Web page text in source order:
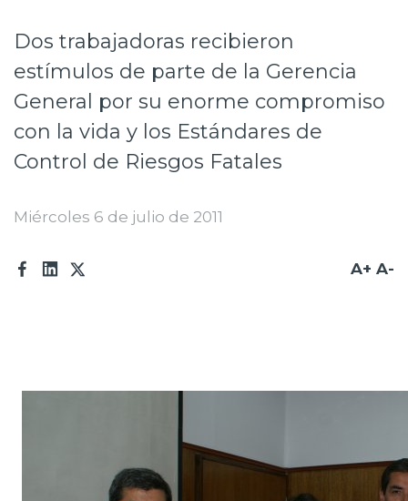
Prensa
Trabaja en Codelco
Transparencia activa
Canales de denuncia
Proveedores
Dos trabajadoras recibieron
estímulos de parte de la Gerencia
General por su enorme compromiso
con la vida y los Estándares de
Control de Riesgos Fatales
Miércoles 6 de julio de 2011
A+ A-